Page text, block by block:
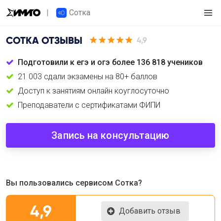
Сотка
СОТКА ОТЗЫВЫ 4,9
Подготовили к егэ и огэ более 136 818 учеников
21 003 сдали экзамены на 80+ баллов
Доступ к занятиям онлайн коуглосуточно
Преподаватели с сертификатами ФИПИ
Запись на консультацию
Вы пользовались сервисом Сотка?
4,9 Добавить отзыв